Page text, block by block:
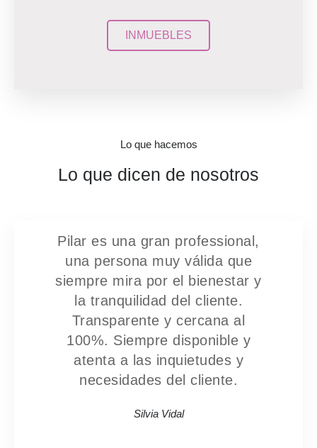
INMUEBLES
Lo que hacemos
Lo que dicen de nosotros
Pilar es una gran professional,
una persona muy válida que
siempre mira por el bienestar y
la tranquilidad del cliente.
Transparente y cercana al
100%. Siempre disponible y
atenta a las inquietudes y
necesidades del cliente.
Silvia Vidal